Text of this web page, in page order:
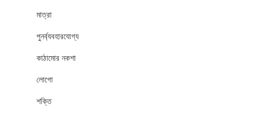
মাত্রা
পুনর্ব্যবহারযোগ্য
কাঠামোর নকশা
লোগো
শক্তি